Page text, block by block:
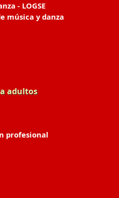
- LOGSE
música y danza
adultos
profesional